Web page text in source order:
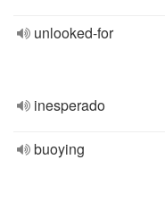
unlooked-for
inesperado
buoying